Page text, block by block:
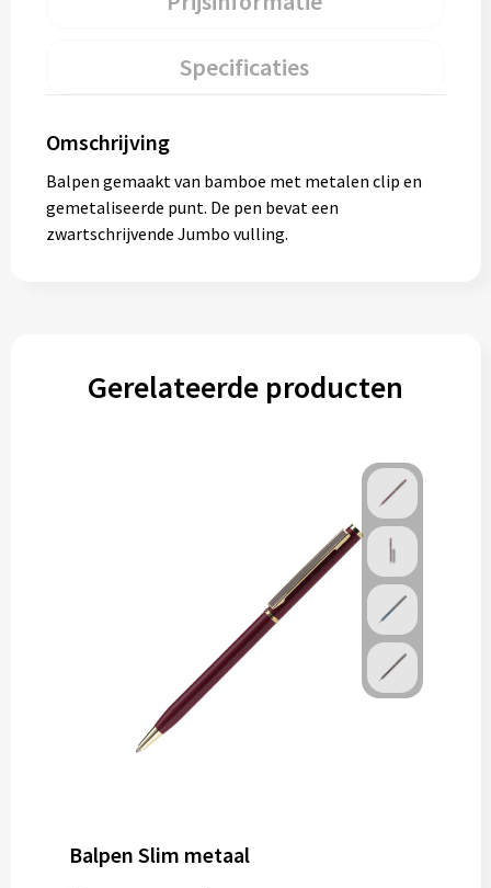
Specificaties
Omschrijving
Balpen gemaakt van bamboe met metalen clip en
gemetaliseerde punt. De pen bevat een
zwartschrijvende Jumbo vulling.
Gerelateerde producten
Balpen Slim metaal